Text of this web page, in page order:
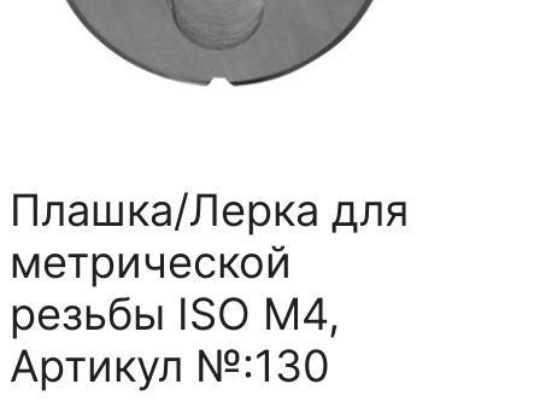
Плашка/Лерка для
метрической
резьбы ISO M4,
Артикул №:130